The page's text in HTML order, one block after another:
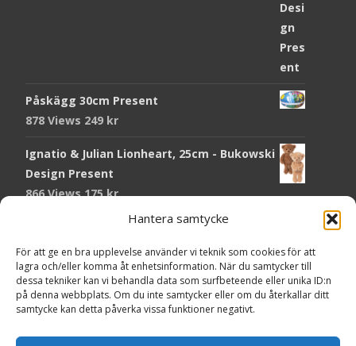
Hantera samtycke
För att ge en bra upplevelse använder vi teknik som cookies för att
lagra och/eller komma åt enhetsinformation. När du samtycker till
dessa tekniker kan vi behandla data som surfbeteende eller unika ID:n
på denna webbplats. Om du inte samtycker eller om du återkallar ditt
samtycke kan detta påverka vissa funktioner negativt.
Påskägg 30cm Present
878 Views 249 kr
Ignatio & Julian Lionheart, 25cm - Bukowski
Design Present
866 Views175kr
Chokladmynt Påskmotiv Present
822 Views
Kort Påskhare, 8,5x11,5 cm Present
766 Views20kr
Powered by WordPress , Themei-craftby TemplatesNext.